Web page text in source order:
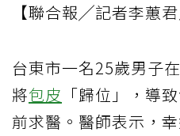
【聯合報╱記者李蕙君
台東市一名25歲男子在
將包皮 「歸位」，導
前求醫。醫師表示，